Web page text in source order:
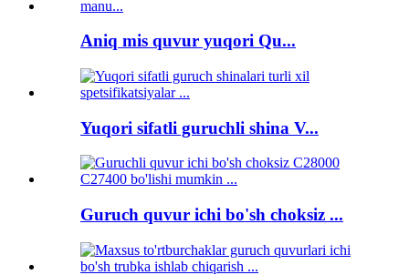
Aniq mis quvur yuqori Qu...
Yuqori sifatli guruchli shina V...
Guruch quvur ichi bo'sh choksiz ...